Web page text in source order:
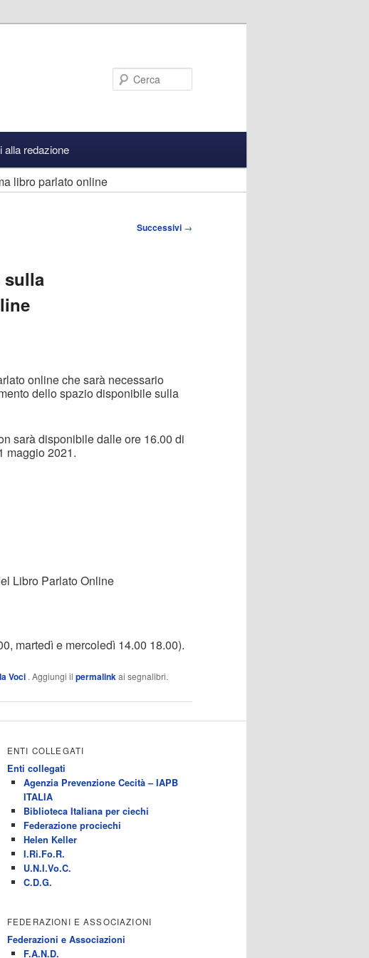
alla redazione
libro parlato online
Successivi →
sulla
online che sarà necessario
dello spazio disponibile sulla
sarà disponibile dalle ore 16.00 di
maggio 2021.
Libro Parlato Online
martedì e mercoledì 14.00 18.00).
Voci . Aggiungi il permalinkai segnalibri.
ENTI COLLEGATI
Enti collegati
Agenzia Prevenzione Cecità – IAPB
ITALIA
Biblioteca Italiana per ciechi
Federazione prociechi
Helen Keller
I.Ri.Fo.R.
U.N.I.Vo.C.
C.D.G.
FEDERAZIONI E ASSOCIAZIONI
Federazioni e Associazioni
F.A.N.D.